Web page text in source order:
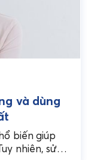
và dùng
biến giúp
nhiên, sử